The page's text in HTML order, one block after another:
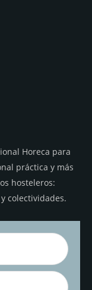
Horeca para
práctica y más
hosteleros:
colectividades.